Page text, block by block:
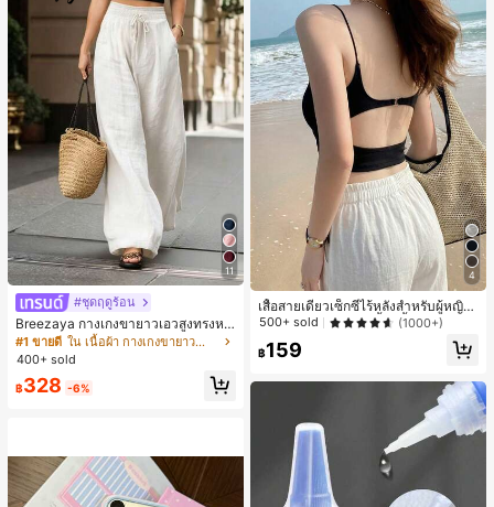
11
#ชุดฤดูร้อน
Breezaya กางเกงขายาวเอวสูงทรงหล
วมขาบานสำหรับผู้หญิง สีขาวเรียบหรูส
ไตล์ชิค เหมาะสำหรับใส่เที่ยวทะเล วันห
ยโอกาสในชีวิตประจำวัน
#1 ขายดี
ใน เนื้อผ้า กางเกงขายาวลำลองผ้า
400+ sold
฿328 -6%
4
เสื้อสายเดี่ยวเซ็กซี่ไร้หลังสำหรับผู้หญิง
พร้อมบราแบบมีฟองน้ำ, เสื้อกล้ามแขน
500+ sold (1000+)
฿159